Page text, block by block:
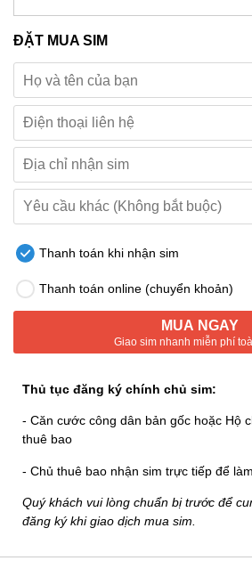
ĐẶT MUA SIM
Thanh toán khi nhận sim
Thanh toán online (chuyển khoản)
MUA NGAY
Giao sim nhanh miễn phí
Thủ tục đăng ký chính chủ sim:
- Căn cước công dân bản gốc hoặc Hộ
thuê bao
- Chủ thuê bao nhận sim trực tiếp để
Quý khách vui lòng chuẩn bị trước để
đăng ký khi giao dịch mua sim.